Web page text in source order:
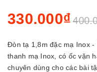
330.000₫
Đòn tạ 1,8m đặc mạ Inox
thanh mạ Inox, có ốc vặn
chuyên dùng cho các bài